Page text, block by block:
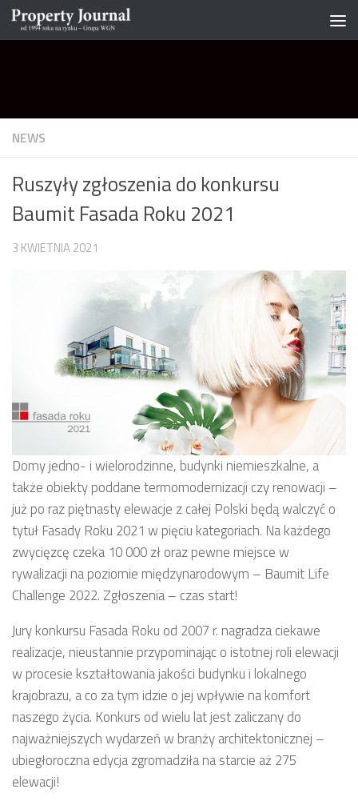
Skip to content
NEWS
Ruszyły zgłoszenia do konkursu
Baumit Fasada Roku 2021
3 KWIETNIA 2021
Domy jedno- i wielorodzinne, budynki niemieszkalne, a
także obiekty poddane termomodernizacji czy renowacji –
już po raz piętnasty elewacje z całej Polski będą walczyć o
tytuł Fasady Roku 2021 w pięciu kategoriach. Na każdego
zwycięzcę czeka 10 000 zł oraz pewne miejsce w
rywalizacji na poziomie międzynarodowym – Baumit Life
Challenge 2022. Zgłoszenia – czas start!
Jury konkursu Fasada Roku od 2007 r. nagradza ciekawe
realizacje, nieustannie przypominając o istotnej roli elewacji
w procesie kształtowania jakości budynku i lokalnego
krajobrazu, a co za tym idzie o jej wpływie na komfort
naszego życia. Konkurs od wielu lat jest zaliczany do
najważniejszych wydarzeń w branży architektonicznej –
ubiegłoroczna edycja zgromadziła na starcie aż 275
elewacji!